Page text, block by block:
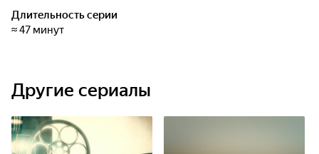
Длительность серии
≈ 47 минут
Другие сериалы